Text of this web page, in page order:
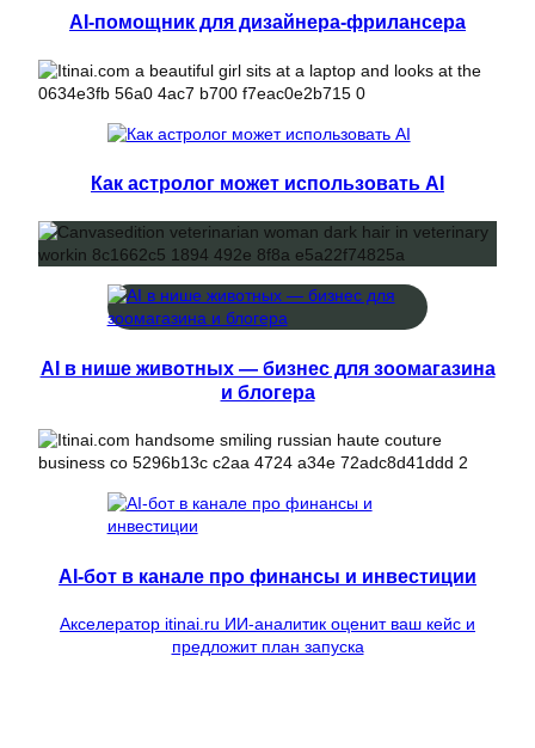
AI-помощник для дизайнера-фрилансера
Как астролог может использовать AI
AI в нише животных — бизнес для зоомагазина
и блогера
AI-бот в канале про финансы и инвестиции
Акселератор itinai.ru ИИ-аналитик оценит ваш кейс и
предложит план запуска